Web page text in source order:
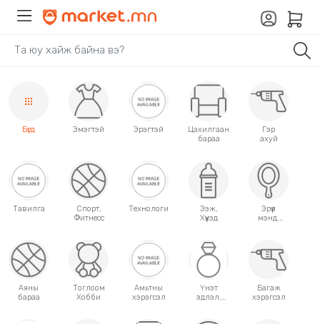
Бүгд Эмэгтэй Эрэгтэй
Цахилгаан
бараа
Гэр
ахуй
Тавилга
Спорт,
Фитнесс
Технологи
Ээж,
Хүүхэд
Эрүүл
мэнд,
Аяны
бараа
Тоглоом
Хобби
Амьтны
хэрэгсэл
Үнэт
эдлэл,
Багаж
хэрэгсэл